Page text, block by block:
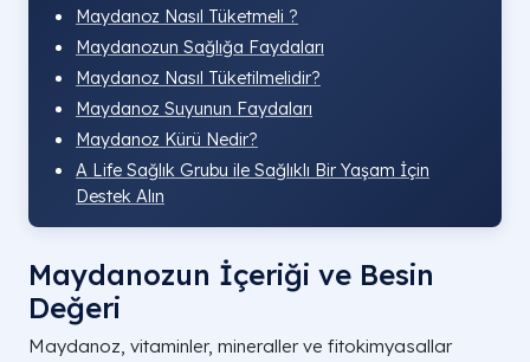
Maydanoz Nasıl Tüketmeli ?
Maydanozun Sağlığa Faydaları
Maydanoz Nasıl Tüketilmelidir?
Maydanoz Suyunun Faydaları
Maydanoz Kürü Nedir?
A Life Sağlık Grubu ile Sağlıklı Bir Yaşam İçin
Destek Alın
Maydanozun İçeriği ve Besin
Değeri
Maydanoz, vitaminler, mineraller ve fitokimyasallar